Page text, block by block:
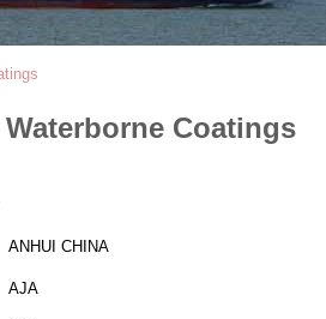
Coatings
ANHUI CHINA
AJA